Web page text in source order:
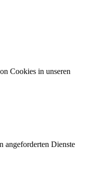
Cookies in unseren
angeforderten Dienste